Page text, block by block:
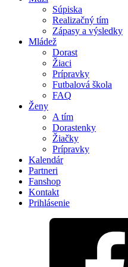
Súpiska
Realizačný tím
Zápasy a výsledky
Mládež
Dorast
Žiaci
Prípravky
Futbalová škola
FAQ
Ženy
A tím
Dorastenky
Žiačky
Prípravky
Kalendár
Partneri
Fanshop
Kontakt
Prihlásenie